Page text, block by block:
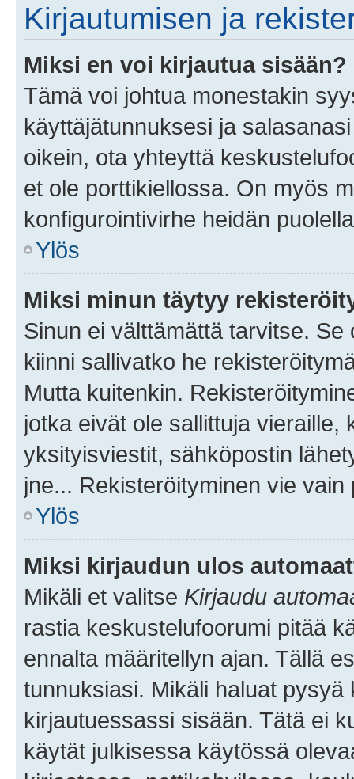
Kirjautumisen ja
Miksi en voi kirjautua sisään?
Tämä voi johtua monestakin
käyttäjätunnuksesi ja
oikein, ota yhteyttä
et ole porttikiellossa. On myös
konfigurointivirhe heidän
Ylös
Miksi minun täytyy
Sinun ei välttämättä tarvitse.
kiinni sallivatko he
Mutta kuitenkin.
jotka eivät ole sallittuja vieraille,
yksityisviestit, sähköpostin
jne... Rekisteröityminen vie
Ylös
Miksi kirjaudun ulos
Mikäli et valitse Kirjaudu
rastia keskustelufoorumi pitää
ennalta määritellyn ajan. Tällä
tunnuksiasi. Mikäli haluat
kirjautuessassi sisään. Tätä ei
käytät julkisessa käytössä